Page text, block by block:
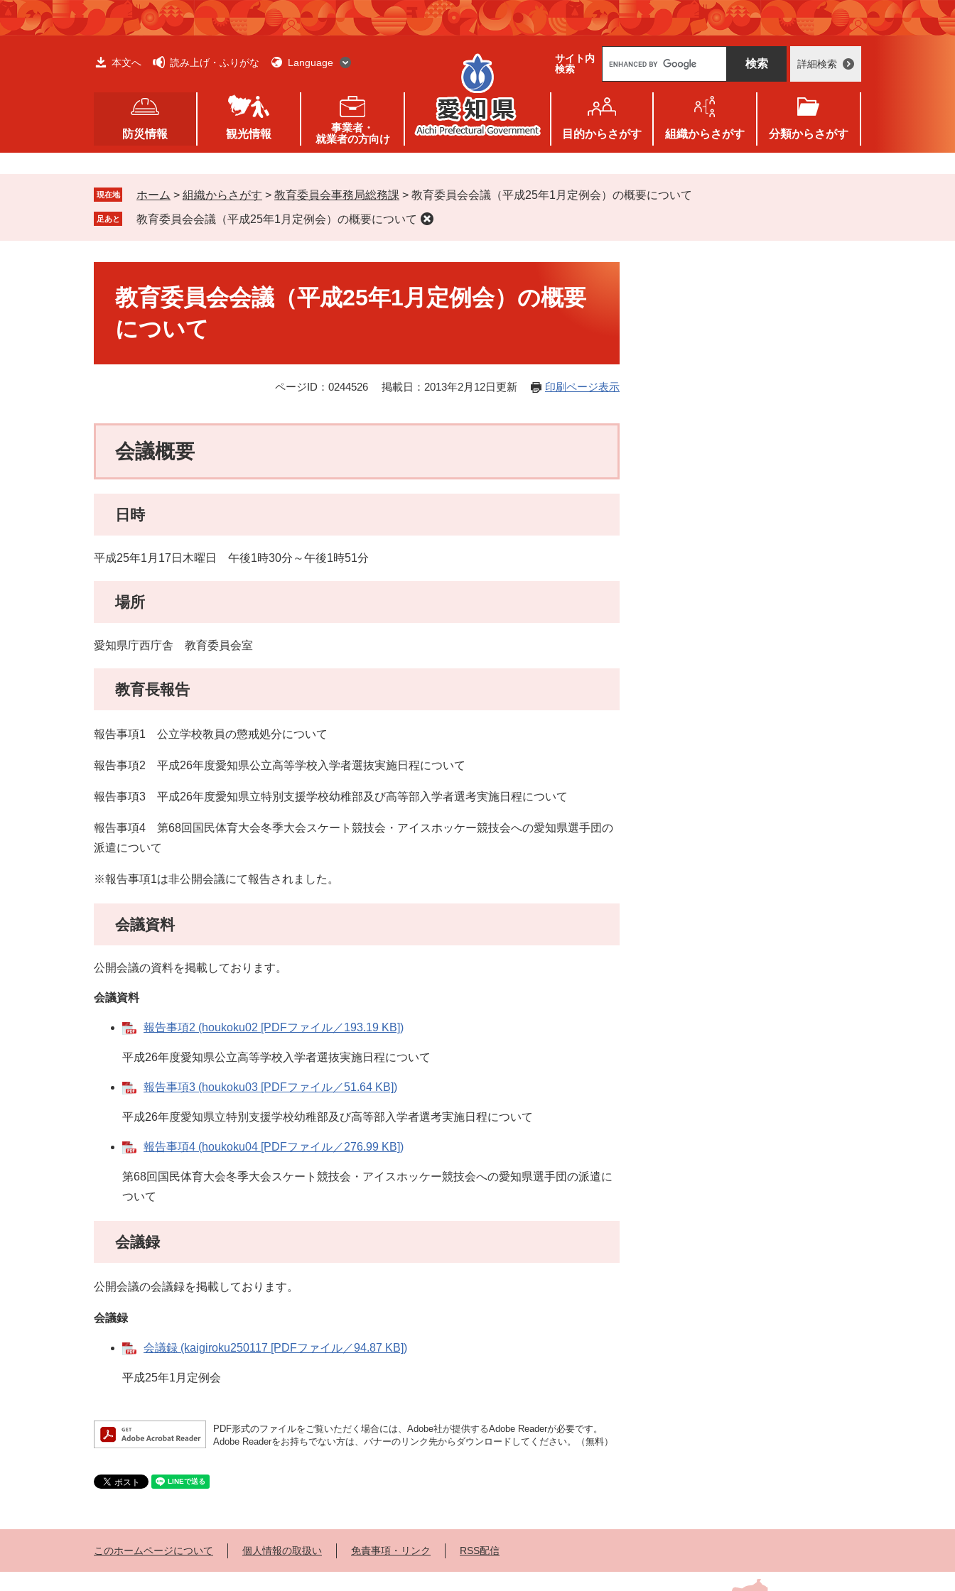
ペ
ー
メ
ニ
本文へ 読み上げ・ふりがな Language
サイト内
検索
g
e
カ
タ
ム
検
詳細検索
防災情報 観光情報
事業者・
就業者の方向け
目的からさがす 組織からさがす 分類からさがす
現在地 ホーム > 組織からさがす > 教育委員会事務局総務課 > 教育委員会会議（平成25年1月定例会）の概要について
足あと 教育委員会会議（平成25年1月定例会）の概要について
教育委員会会議（平成25年1月定例会）の概要
について
ページID：0244526 掲載日：2013年2月12日更新 印刷ページ表示
会議概要
日時
平成25年1月17日木曜日 午後1時30分～午後1時51分
場所
愛知県庁西庁舎 教育委員会室
教育長報告
報告事項1 公立学校教員の懲戒処分について
報告事項2 平成26年度愛知県公立高等学校入学者選抜実施日程について
報告事項3 平成26年度愛知県立特別支援学校幼稚部及び高等部入学者選考実施日程について
報告事項4 第68回国民体育大会冬季大会スケート競技会・アイスホッケー競技会への愛知県選手団の
派遣について
※報告事項1は非公開会議にて報告されました。
会議資料
公開会議の資料を掲載しております。
会議資料
報告事項2 (houkoku02 [PDFファイル／193.19 KB])
平成26年度愛知県公立高等学校入学者選抜実施日程について
報告事項3 (houkoku03 [PDFファイル／51.64 KB])
平成26年度愛知県立特別支援学校幼稚部及び高等部入学者選考実施日程について
報告事項4 (houkoku04 [PDFファイル／276.99 KB])
第68回国民体育大会冬季大会スケート競技会・アイスホッケー競技会への愛知県選手団の派遣に
ついて
会議録
公開会議の会議録を掲載しております。
会議録
会議録 (kaigiroku250117 [PDFファイル／94.87 KB])
平成25年1月定例会
PDF形式のファイルをご覧いただく場合には、Adobe社が提供するAdobe Readerが必要です。
Adobe Readerをお持ちでない方は、バナーのリンク先からダウンロードしてください。（無料）
このホームページについて 個人情報の取扱い 免責事項・リンク RSS配信